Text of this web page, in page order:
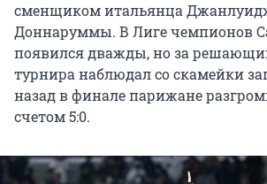
сменщиком итальянца
Доннаруммы. В Лиге чемпионов
появился дважды, но за
турнира наблюдал со скамейки
назад в финале парижане
счетом 5:0.